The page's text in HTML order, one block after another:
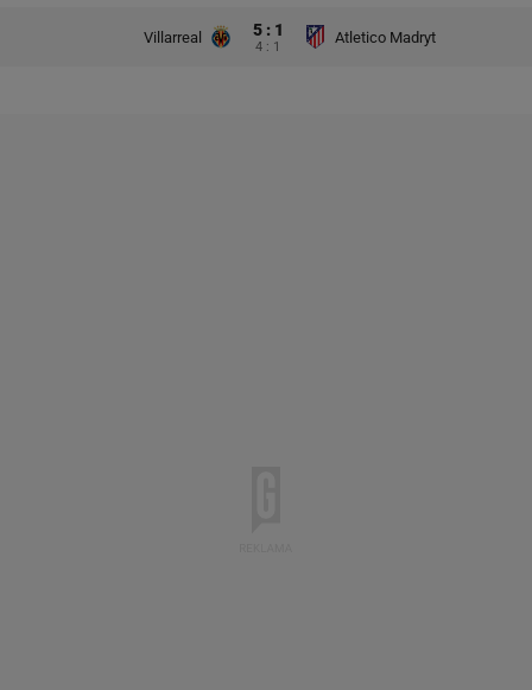
Villarreal 5 : 1
4 : 1
Atletico Madryt